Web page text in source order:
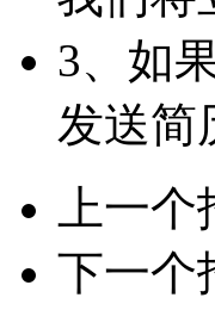
3、如
发送简
上一
下一个